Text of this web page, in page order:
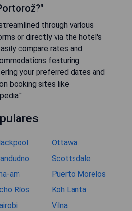
through various
or directly via the hotel's
compare rates and
featuring
your preferred dates and
booking sites like
Ottawa
Scottsdale
am
Puerto Morelos
Ríos
Koh Lanta
Vilna